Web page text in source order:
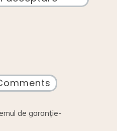
de garanție-